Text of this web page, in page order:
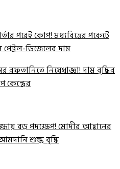
পরেই কোপ! মধ্যবিত্তের পকেটে
ডিজেলের দাম
রফতানিতে নিষেধাজ্ঞা! দাম বৃদ্ধির
বড় পদক্ষেপ! মোদীর আহ্বানের
শুল্ক বৃদ্ধি